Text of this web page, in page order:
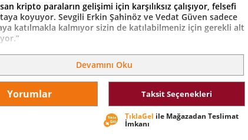
kripto paraların gelişimi için karşılıksız çalışıyor, felsefi
koyuyor. Sevgili Erkin Şahinöz ve Vedat Güven sadece
katılmakla kalmıyor sizin de katılabilmeniz için gerekli alt
kuralsız ve karşılıksız para basmak yerine kurallı para
ile emperyal güçlerin elini zorlaştırıyor. Sonuçta efendi-köle
mimarisinden gücün topluluk üyelerine dağıtıldığı yeni
Güçlü bir toplumsal ve ekonomik değişimin
olduğumuz bugünlerde blok zinciri ve kriptolar konusunda
veren ve verecek tüm çalışmaları insanlığın gelişimi adına
Devamını Oku
Yorumlar Taksit Seçenekleri
TıklaGel ile Mağazadan Teslimat
İmkanı